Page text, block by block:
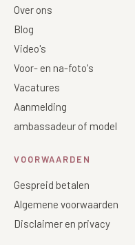
Over ons
Blog
Video's
Voor- en na-foto's
Vacatures
Aanmelding
ambassadeur of model
VOORWAARDEN
Gespreid betalen
Algemene voorwaarden
Disclaimer en privacy